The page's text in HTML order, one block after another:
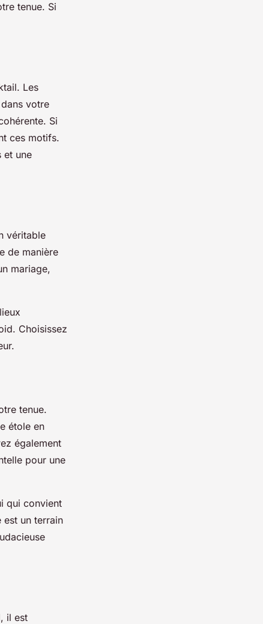
tenue. Si
Les
votre
Si
ces motifs.
et une
véritable
de manière
mariage,
Choisissez
tenue.
étole en
également
pour une
qui convient
un terrain
il est